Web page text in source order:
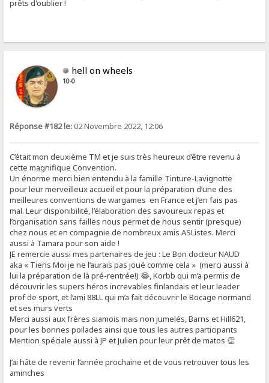
prêts d'oublier !
hell on wheels
10-0
Réponse #182 le: 02 Novembre 2022, 12:06
C’était mon deuxième TM et je suis très heureux d’être revenu à
cette magnifique Convention.
Un énorme merci bien entendu à la famille Tinture-Lavignotte
pour leur merveilleux accueil et pour la préparation d’une des
meilleures conventions de wargames en France et j’en fais pas
mal. Leur disponibilité, l’élaboration des savoureux repas et
l’organisation sans failles nous permet de nous sentir (presque)
chez nous et en compagnie de nombreux amis ASListes. Merci
aussi à Tamara pour son aide !
JE remercie aussi mes partenaires de jeu : Le Bon docteur NAUD
aka « Tiens Moi je ne l’aurais pas joué comme cela » (merci aussi à
lui la préparation de là pré-rentrée!) 😂, Korbb qui m’a permis de
découvrir les supers héros increvables finlandais et leur leader
prof de sport, et l’ami 88LL qui m’a fait découvrir le Bocage normand
et ses murs verts
Merci aussi aux frères siamois mais non jumelés, Barns et Hill621,
pour les bonnes poilades ainsi que tous les autres participants
Mention spéciale aussi à JP et Julien pour leur prêt de matos 👏
J’ai hâte de revenir l’année prochaine et de vous retrouver tous les
aminches